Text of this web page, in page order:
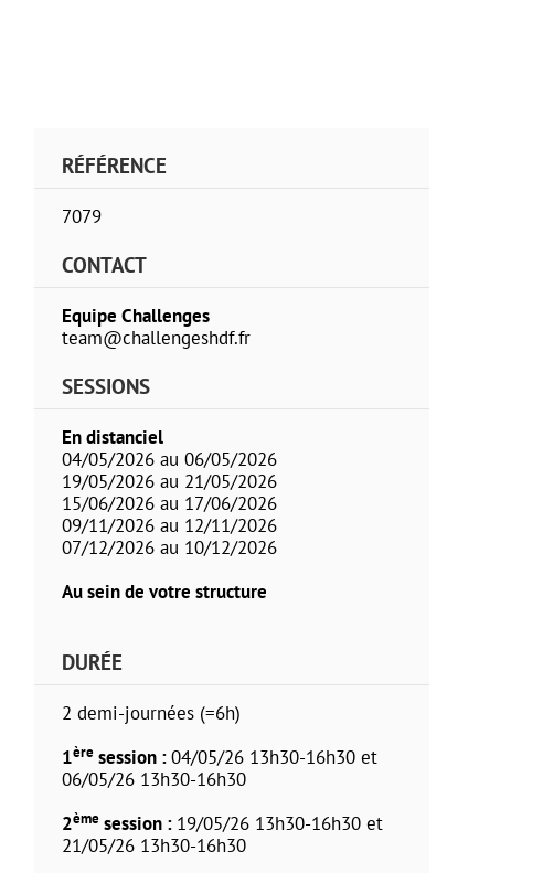
RÉFÉRENCE
7079
CONTACT
Equipe Challenges
team@challengeshdf.fr
SESSIONS
En distanciel
04/05/2026 au 06/05/2026
19/05/2026 au 21/05/2026
15/06/2026 au 17/06/2026
09/11/2026 au 12/11/2026
07/12/2026 au 10/12/2026
Au sein de votre structure
DURÉE
2 demi-journées (=6h)
1ère session :04/05/26 13h30-16h30 et
06/05/26 13h30-16h30
2ème session : 19/05/26 13h30-16h30 et
21/05/26 13h30-16h30